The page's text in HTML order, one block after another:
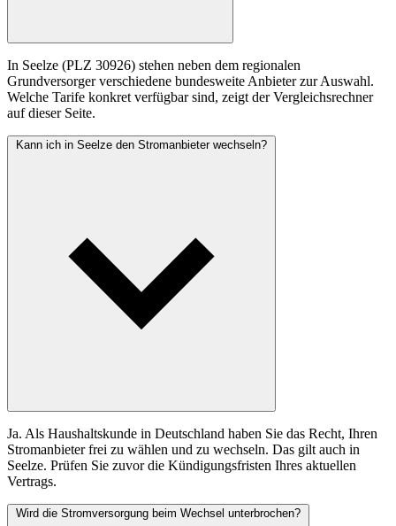
In Seelze (PLZ 30926) stehen neben dem regionalen
Grundversorger verschiedene bundesweite Anbieter zur Auswahl.
Welche Tarife konkret verfügbar sind, zeigt der Vergleichsrechner
auf dieser Seite.
Kann ich in Seelze den Stromanbieter wechseln?
Ja. Als Haushaltskunde in Deutschland haben Sie das Recht, Ihren
Stromanbieter frei zu wählen und zu wechseln. Das gilt auch in
Seelze. Prüfen Sie zuvor die Kündigungsfristen Ihres aktuellen
Vertrags.
Wird die Stromversorgung beim Wechsel unterbrochen?